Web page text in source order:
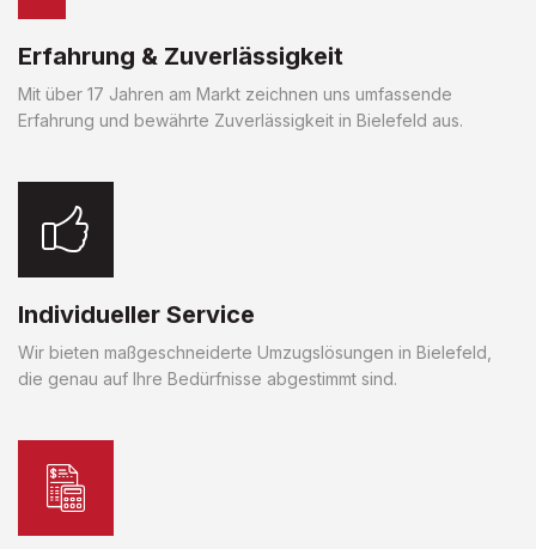
Erfahrung & Zuverlässigkeit
Mit über 17 Jahren am Markt zeichnen uns umfassende
Erfahrung und bewährte Zuverlässigkeit in Bielefeld aus.
Individueller Service
Wir bieten maßgeschneiderte Umzugslösungen in Bielefeld,
die genau auf Ihre Bedürfnisse abgestimmt sind.